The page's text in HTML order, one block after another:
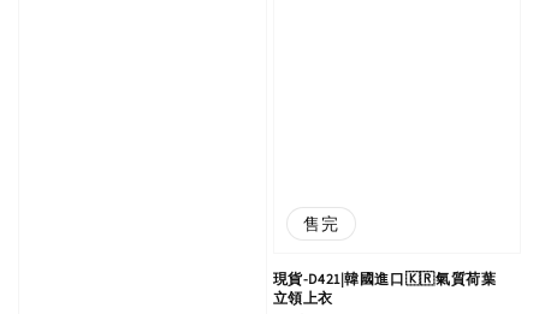
售完
現貨-D421|韓國進口🇰🇷氣質荷葉
立領上衣